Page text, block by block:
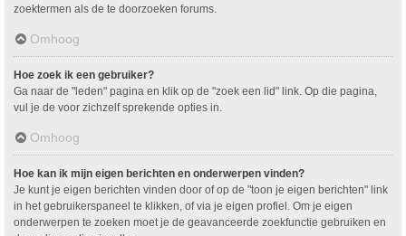
zoektermen als de te doorzoeken forums.
Omhoog
Hoe zoek ik een gebruiker?
Ga naar de "leden" pagina en klik op de "zoek een lid" link. Op die pagina,
vul je de voor zichzelf sprekende opties in.
Omhoog
Hoe kan ik mijn eigen berichten en onderwerpen vinden?
Je kunt je eigen berichten vinden door of op de "toon je eigen berichten" link
in het gebruikerspaneel te klikken, of via je eigen profiel. Om je eigen
onderwerpen te zoeken moet je de geavanceerde zoekfunctie gebruiken en